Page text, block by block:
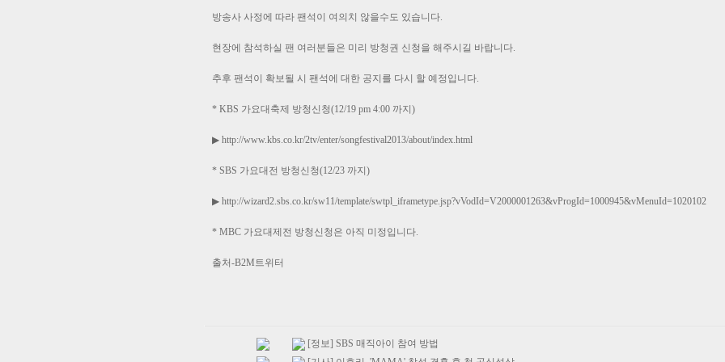
방송사 사정에 따라 팬석이 여의치 않을수도 있습니다.
현장에 참석하실 팬 여러분들은 미리 방청권 신청을 해주시길 바랍니다.
추후 팬석이 확보될 시 팬석에 대한 공지를 다시 할 예정입니다.
* KBS 가요대축제 방청신청(12/19 pm 4:00 까지)
▶ http://www.kbs.co.kr/2tv/enter/songfestival2013/about/index.html
* SBS 가요대전 방청신청(12/23 까지)
▶ http://wizard2.sbs.co.kr/sw11/template/swtpl_iframetype.jsp?vVodId=V2000001263&vProgId=1000945&vMenuId=1020102
* MBC 가요대제전 방청신청은 아직 미정입니다.
출처-B2M트위터
[정보] SBS 매직아이 참여 방법